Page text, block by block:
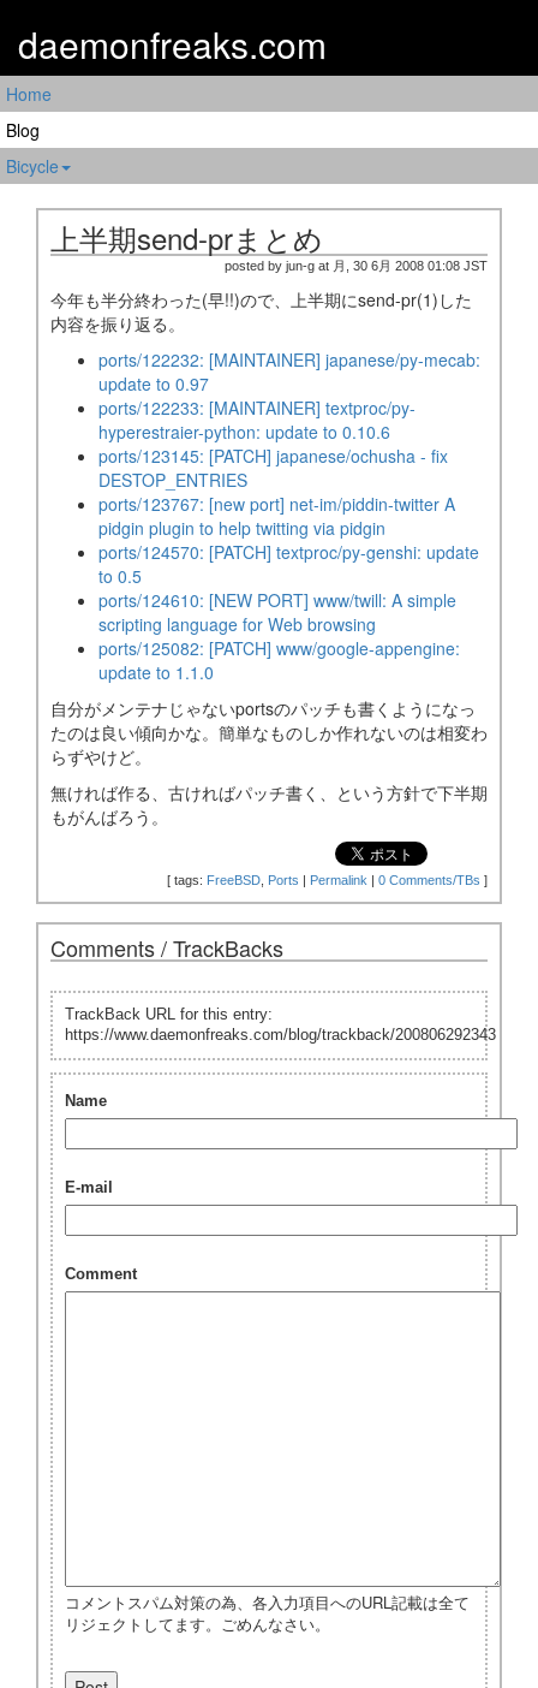
daemonfreaks.com
Home
Blog
Bicycle
上半期send-prまとめ
posted by jun-g at 月, 30 6月 2008 01:08 JST
今年も半分終わった(早!!)ので、上半期にsend-pr(1)した
内容を振り返る。
ports/122232: [MAINTAINER] japanese/py-mecab:
update to 0.97
ports/122233: [MAINTAINER] textproc/py-
hyperestraier-python: update to 0.10.6
ports/123145: [PATCH] japanese/ochusha - fix
DESTOP_ENTRIES
ports/123767: [new port] net-im/piddin-twitter A
pidgin plugin to help twitting via pidgin
ports/124570: [PATCH] textproc/py-genshi: update
to 0.5
ports/124610: [NEW PORT] www/twill: A simple
scripting language for Web browsing
ports/125082: [PATCH] www/google-appengine:
update to 1.1.0
自分がメンテナじゃないportsのパッチも書くようになっ
たのは良い傾向かな。簡単なものしか作れないのは相変わ
らずやけど。
無ければ作る、古ければパッチ書く、という方針で下半期
もがんばろう。
[ tags: FreeBSD Ports | Permalink | 0 Comments/TBs ]
Comments / TrackBacks
TrackBack URL for this entry:
https://www.daemonfreaks.com/blog/trackback/200806292343
Name
E-mail
Comment
コメントスパム対策の為、各入力項目へのURL記載は全て
リジェクトしてます。ごめんなさい。